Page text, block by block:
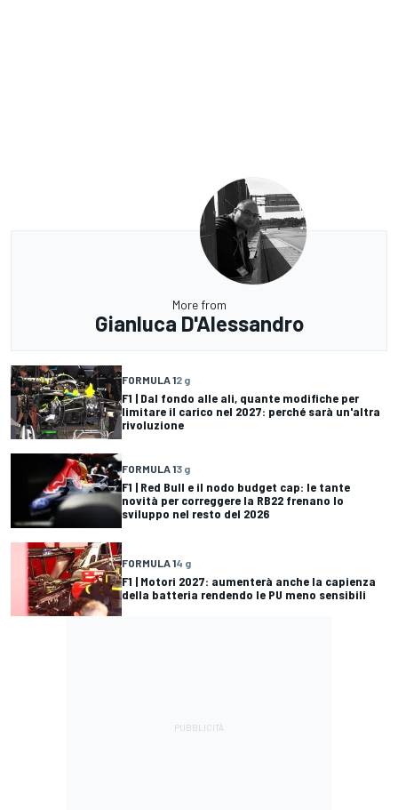
More from
Gianluca D'Alessandro
FORMULA 12 g
F1 | Dal fondo alle ali, quante modifiche per
limitare il carico nel 2027: perché sarà un'altra
rivoluzione
FORMULA 13 g
F1 | Red Bull e il nodo budget cap: le tante
novità per correggere la RB22 frenano lo
sviluppo nel resto del 2026
FORMULA 14 g
F1 | Motori 2027: aumenterà anche la capienza
della batteria rendendo le PU meno sensibili